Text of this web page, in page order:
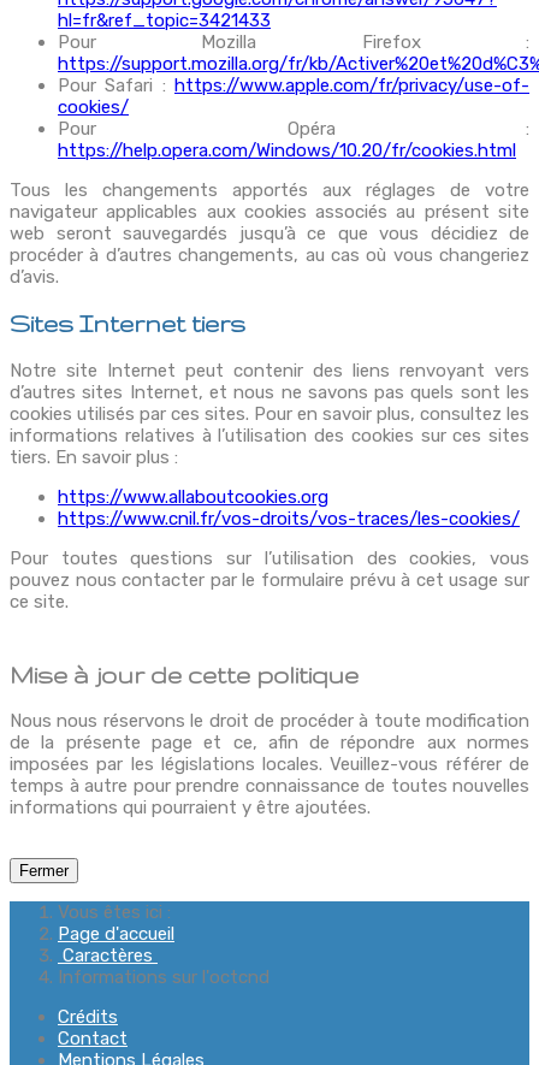
hl=fr&ref_topic=3421433
Pour Mozilla Firefox :
https://support.mozilla.org/fr/kb/
Pour Safari : https://www.apple.com/fr/privacy/use-of-
cookies/
Pour Opéra :
https://help.opera.com/Windows/10.20/fr/cookies.html
Tous les changements apportés aux réglages de votre
navigateur applicables aux cookies associés au présent site
web seront sauvegardés jusqu’à ce que vous décidiez de
procéder à d’autres changements, au cas où vous changeriez
d’avis.
Sites Internet tiers
Notre site Internet peut contenir des liens renvoyant vers
d’autres sites Internet, et nous ne savons pas quels sont les
cookies utilisés par ces sites. Pour en savoir plus, consultez les
informations relatives à l’utilisation des cookies sur ces sites
tiers. En savoir plus :
https://www.allaboutcookies.org
https://www.cnil.fr/vos-droits/vos-traces/les-cookies/
Pour toutes questions sur l’utilisation des cookies, vous
pouvez nous contacter par le formulaire prévu à cet usage sur
ce site.
Mise à jour de cette politique
Nous nous réservons le droit de procéder à toute modification
de la présente page et ce, afin de répondre aux normes
imposées par les législations locales. Veuillez-vous référer de
temps à autre pour prendre connaissance de toutes nouvelles
informations qui pourraient y être ajoutées.
Fermer
Vous êtes ici :
Page d'accueil
Caractères
Informations sur l'octcnd
Crédits
Contact
Mentions Légales